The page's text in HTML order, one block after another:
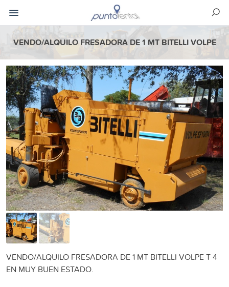
VENDO/ALQUILO FRESADORA DE 1 MT BITELLI VOLPE
VENDO/ALQUILO FRESADORA DE 1 MT BITELLI VOLPE T 4
EN MUY BUEN ESTADO.